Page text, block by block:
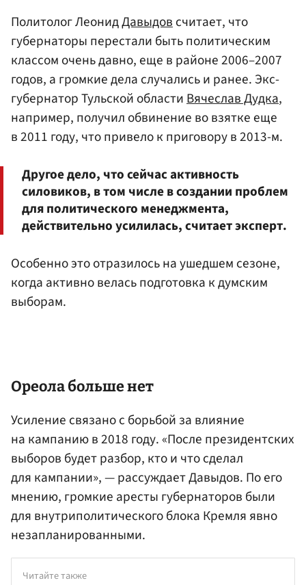
Политолог ЛеонидДавыдовсчитает, что
губернаторы перестали быть политическим
классом очень давно, еще в районе 2006–2007
годов, а громкие дела случались и ранее. Экс-
губернатор Тульской областиВячеслав Дудка,
например, получил обвинение во взятке еще
в 2011 году, что привело к приговору в 2013-м.
Другое дело, что сейчас активность
силовиков, в том числе в создании проблем
для политического менеджмента,
действительно усилилась, считает эксперт.
Особенно это отразилось на ушедшем сезоне,
когда активно велась подготовка к думским
выборам.
Ореола больше нет
Усиление связано с борьбой за влияние
на кампанию в 2018 году. «После президентских
выборов будет разбор, кто и что сделал
для кампании», — рассуждает Давыдов. По его
мнению, громкие аресты губернаторов были
для внутриполитического блока Кремля явно
незапланированными.
Читайте также